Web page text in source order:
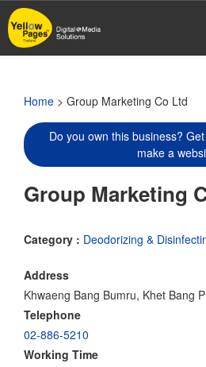
Skip
to
main
Home > Group Marketing Co Ltd
Do you own this business?
make a
Group Marketing
Category : Deodorizing &
Address
Khwaeng Bang Bumru, Khet Bang
Telephone
02-886-5210
Working Time